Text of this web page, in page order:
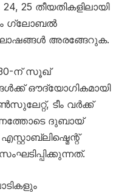
25 തീയതികളിലായി
ഗ്ലോബൽ
അരങ്ങേറുക.
ന് സൂഖ്
ഔദ്യോഗികമായി
ടീം വർക്ക്
ദുബായ്